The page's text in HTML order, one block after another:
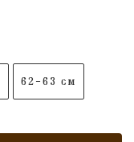
62-63 cm